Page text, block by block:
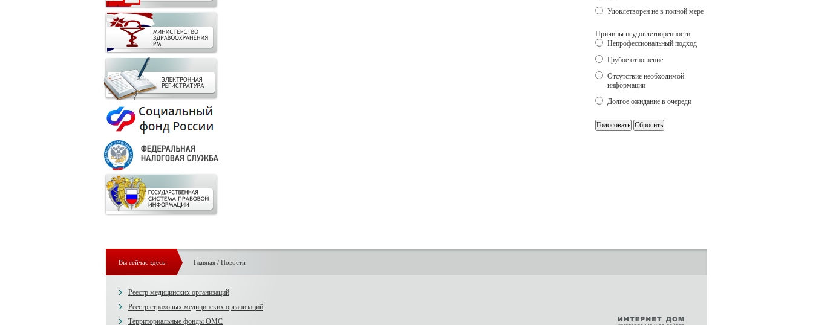
Удовлетворен не в полной мере
Причины неудовлетворенности
Непрофессиональный подход
Грубое отношение
Отсутствие необходимой
информации
Долгое ожидание в очереди
Вы сейчас здесь: Главная/ Новости
Реестр медицинских организаций
Реестр страховых медицинских организаций
Территориальные фонды ОМС